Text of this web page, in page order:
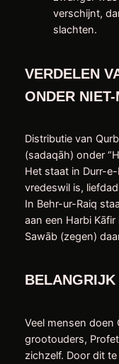
verschijnt,
slachten.
VERDELEN
ONDER
Distributie van
(sadaqāh) onder
Het staat in Durr-
vredeswil is,
In Behr-ur-Raiq
aan een Harbi
Sawāb (zegen)
Veel mensen doen
grootouders,
zichzelf. Door dit